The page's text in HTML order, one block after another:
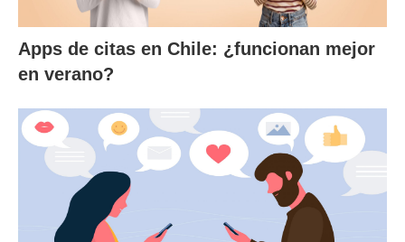
Apps de citas en Chile: ¿funcionan mejor
en verano?